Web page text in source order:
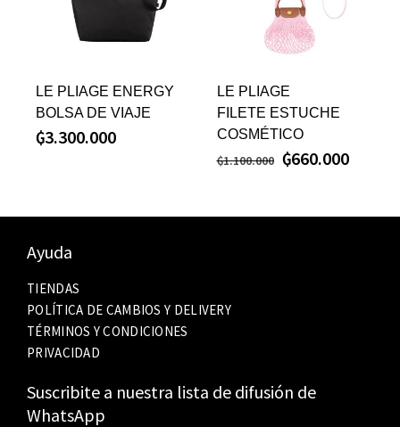
LE PLIAGE ENERGY
BOLSA DE VIAJE
₲3.300.000
LE PLIAGE
FILETE ESTUCHE
COSMÉTICO
₲1.100.000 ₲660.000
Ayuda
TIENDAS
POLÍTICA DE CAMBIOS Y DELIVERY
TÉRMINOS Y CONDICIONES
PRIVACIDAD
Suscribite a nuestra lista de difusión de
WhatsApp